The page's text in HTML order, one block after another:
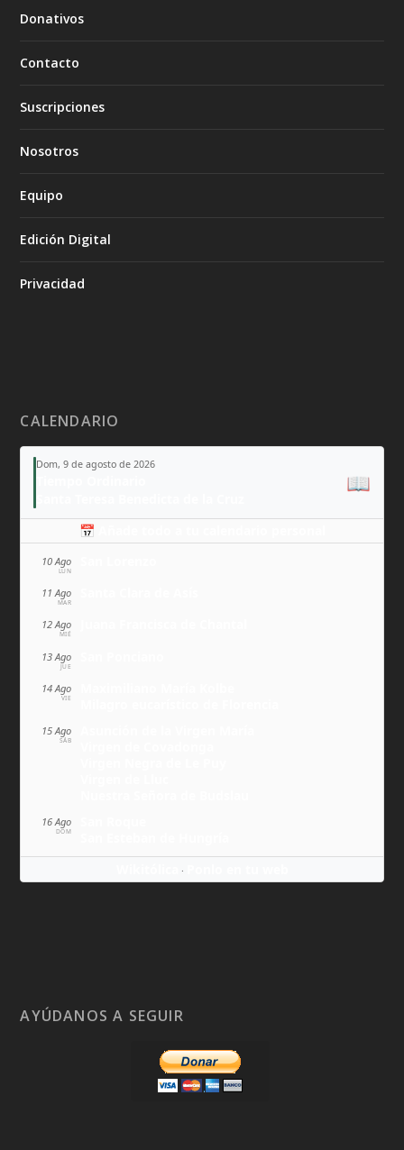
Donativos
Contacto
Suscripciones
Nosotros
Equipo
Edición Digital
Privacidad
CALENDARIO
Dom, 9 de agosto de 2026
📖
📅 Añade todo a tu calendario personal
10 Ago
LUN
11 Ago
MAR
12 Ago
MIÉ
13 Ago
JUE
14 Ago
VIE
15 Ago
SÁB
16 Ago
DOM
·
AYÚDANOS A SEGUIR